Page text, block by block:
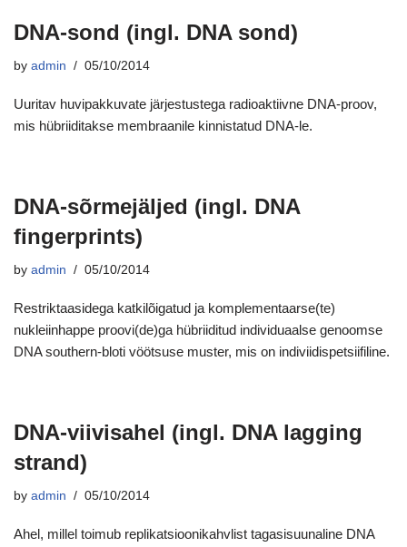
DNA-sond (ingl. DNA sond)
by admin 05/10/2014
Uuritav huvipakkuvate järjestustega radioaktiivne DNA-proov,
mis hübriiditakse membraanile kinnistatud DNA-le.
DNA-sõrmejäljed (ingl. DNA
fingerprints)
by admin 05/10/2014
Restriktaasidega katkilõigatud ja komplementaarse(te)
nukleiinhappe proovi(de)ga hübriiditud individuaalse genoomse
DNA southern-bloti vöötsuse muster, mis on indiviidispetsiifiline.
DNA-viivisahel (ingl. DNA lagging
strand)
by admin 05/10/2014
Ahel, millel toimub replikatsioonikahvlist tagasisuunaline DNA